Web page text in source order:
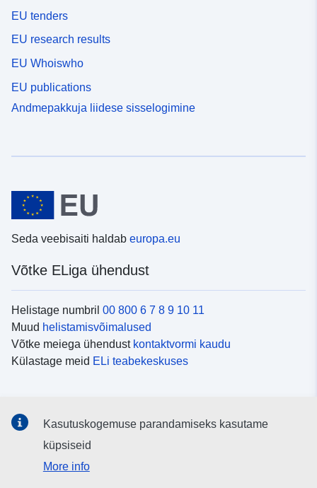
EU tenders
EU research results
EU Whoiswho
EU publications
Andmepakkuja liidese sisselogimine
Seda veebisaiti haldab europa.eu
Võtke ELiga ühendust
Helistage numbril 00 800 6 7 8 9 10 11
Muud helistamisvõimalused
Võtke meiega ühendust kontaktvormi kaudu
Külastage meid ELi teabekeskuses
Otsige ELi teavet
Kasutuskogemuse parandamiseks kasutame
küpsiseid
More info